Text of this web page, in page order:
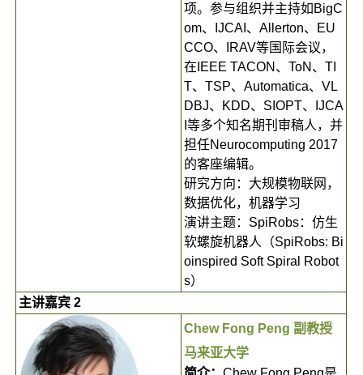
项。参与组织并主持如BigC
om、IJCAI、Allerton、EU
CCO、IRAV等国际会议，
在IEEE TACON、ToN、TI
T、TSP、Automatica、VL
DBJ、KDD、SIOPT、IJCA
I等多个知名期刊审稿人，并
担任Neurocomputing 2017
的客座编辑。
研究方向：大规模物联网，
数据优化，机器学习
演讲主题：SpiRobs：仿生
软螺旋机器人（SpiRobs: Bi
oinspired Soft Spiral Robot
s）
主讲嘉宾 2
Chew Fong Peng 副教授
马来亚大学